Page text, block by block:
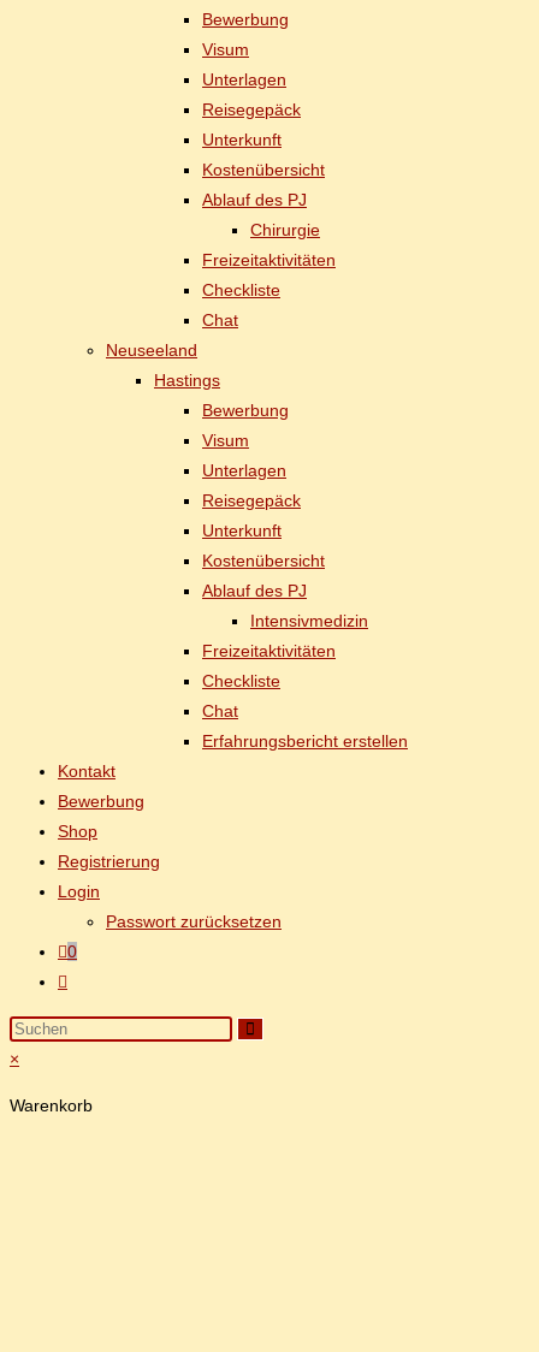
Be­wer­bung
Vi­sum
Un­ter­la­gen
Rei­se­ge­päck
Un­ter­kunft
Kos­ten­über­sicht
Ab­lauf des PJ
Chir­ur­gie
Frei­zeit­ak­ti­vi­tä­ten
Check­lis­te
Chat
Neu­see­land
Has­tings
Be­wer­bung
Vi­sum
Un­ter­la­gen
Rei­se­ge­päck
Un­ter­kunft
Kos­ten­über­sicht
Ab­lauf des PJ
In­ten­siv­me­di­zin
Frei­zeit­ak­ti­vi­tä­ten
Check­lis­te
Chat
Er­fah­rungs­be­richt erstellen
Kon­takt
Be­wer­bung
Shop
Re­gis­trie­rung
Log­in
Pass­wort zurücksetzen
0
×
Warenkorb